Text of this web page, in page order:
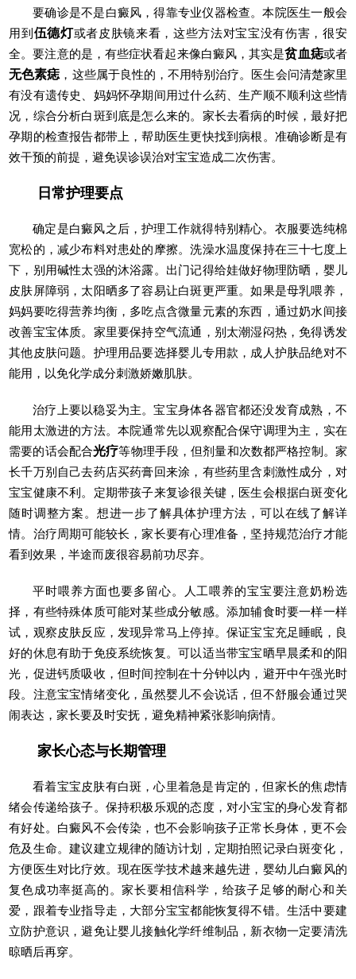
要确诊是不是白癜风，得靠专业仪器检查。本院医生一般会
用到 伍德灯或者皮肤镜来看，这些方法对宝宝没有伤害，很安
全。要注意的是，有些症状看起来像白癜风，其实是贫血痣或者
无色素痣 ，这些属于良性的，不用特别治疗。医生会问清楚家里
有没有遗传史、妈妈怀孕期间用过什么药、生产顺不顺利这些情
况，综合分析白斑到底是怎么来的。家长去看病的时候，最好把
孕期的检查报告都带上，帮助医生更快找到病根。准确诊断是有
效干预的前提，避免误诊误治对宝宝造成二次伤害。
日常护理要点
确定是白癜风之后，护理工作就得特别精心。衣服要选纯棉
宽松的，减少布料对患处的摩擦。洗澡水温度保持在三十七度上
下，别用碱性太强的沐浴露。出门记得给娃做好物理防晒，婴儿
皮肤屏障弱，太阳晒多了容易让白斑更严重。如果是母乳喂养，
妈妈要吃得营养均衡，多吃点含微量元素的东西，通过奶水间接
改善宝宝体质。家里要保持空气流通，别太潮湿闷热，免得诱发
其他皮肤问题。护理用品要选择婴儿专用款，成人护肤品绝对不
能用，以免化学成分刺激娇嫩肌肤。
治疗上要以稳妥为主。宝宝身体各器官都还没发育成熟，不
能用太激进的方法。本院通常先以观察配合保守调理为主，实在
需要的话会配合光疗等物理手段，但剂量和次数都严格控制。家
长千万别自己去药店买药膏回来涂，有些药里含刺激性成分，对
宝宝健康不利。定期带孩子来复诊很关键，医生会根据白斑变化
随时调整方案。想进一步了解具体护理方法，可以在线了解详
情。治疗周期可能较长，家长要有心理准备，坚持规范治疗才能
看到效果，半途而废很容易前功尽弃。
平时喂养方面也要多留心。人工喂养的宝宝要注意奶粉选
择，有些特殊体质可能对某些成分敏感。添加辅食时要一样一样
试，观察皮肤反应，发现异常马上停掉。保证宝宝充足睡眠，良
好的休息有助于免疫系统恢复。可以适当带宝宝晒早晨柔和的阳
光，促进钙质吸收，但时间控制在十分钟以内，避开中午强光时
段。注意宝宝情绪变化，虽然婴儿不会说话，但不舒服会通过哭
闹表达，家长要及时安抚，避免精神紧张影响病情。
家长心态与长期管理
看着宝宝皮肤有白斑，心里着急是肯定的，但家长的焦虑情
绪会传递给孩子。保持积极乐观的态度，对小宝宝的身心发育都
有好处。白癜风不会传染，也不会影响孩子正常长身体，更不会
危及生命。建议建立规律的随访计划，定期拍照记录白斑变化，
方便医生对比疗效。现在医学技术越来越先进，婴幼儿白癜风的
复色成功率挺高的。家长要相信科学，给孩子足够的耐心和关
爱，跟着专业指导走，大部分宝宝都能恢复得不错。生活中要建
立防护意识，避免让婴儿接触化学纤维制品，新衣物一定要清洗
晾晒后再穿。